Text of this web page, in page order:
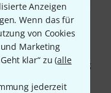
Anzeigen
Wenn das für
von Cookies
Marketing
klar“ zu (alle
jederzeit
Vorkasse, PayPal,
,Klarna Ratenzahlung